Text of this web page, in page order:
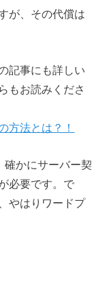
が、その代償は
記事にも詳しい
もお読みくださ
方法とは？！
確かにサーバー契
必要です。で
やはりワードプ